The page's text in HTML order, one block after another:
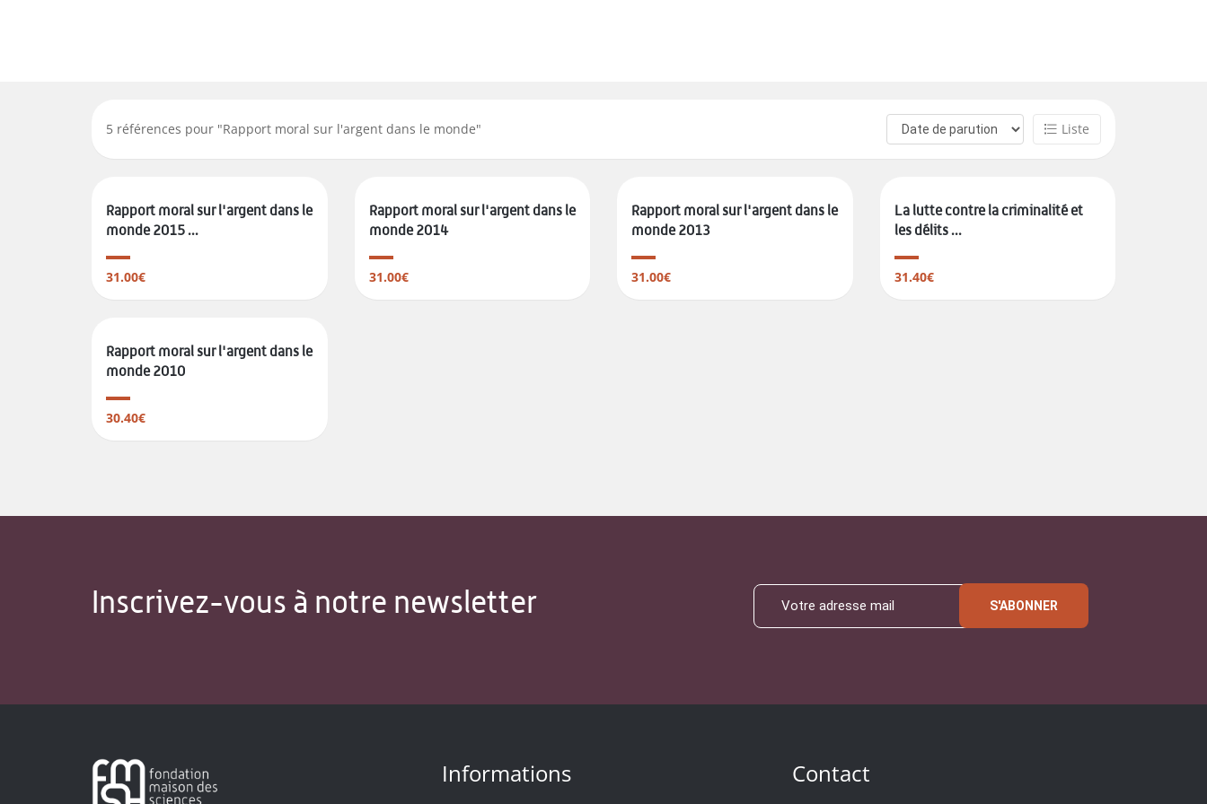
5 références pour "Rapport moral sur l'argent dans le monde" Liste
Rapport moral sur l'argent dans le
monde 2015 ...
31.00€
Rapport moral sur l'argent dans le
monde 2014
31.00€
Rapport moral sur l'argent dans le
monde 2013
31.00€
La lutte contre la criminalité et
les délits ...
31.40€
Rapport moral sur l'argent dans le
monde 2010
30.40€
Inscrivez-vous à notre newsletter S'ABONNER
Informations Contact